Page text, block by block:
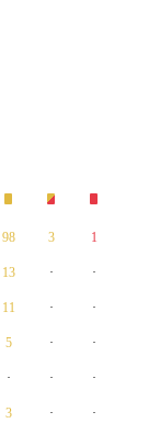
98 3 1
13 · ·
11 · ·
5 · ·
· · ·
3 · ·